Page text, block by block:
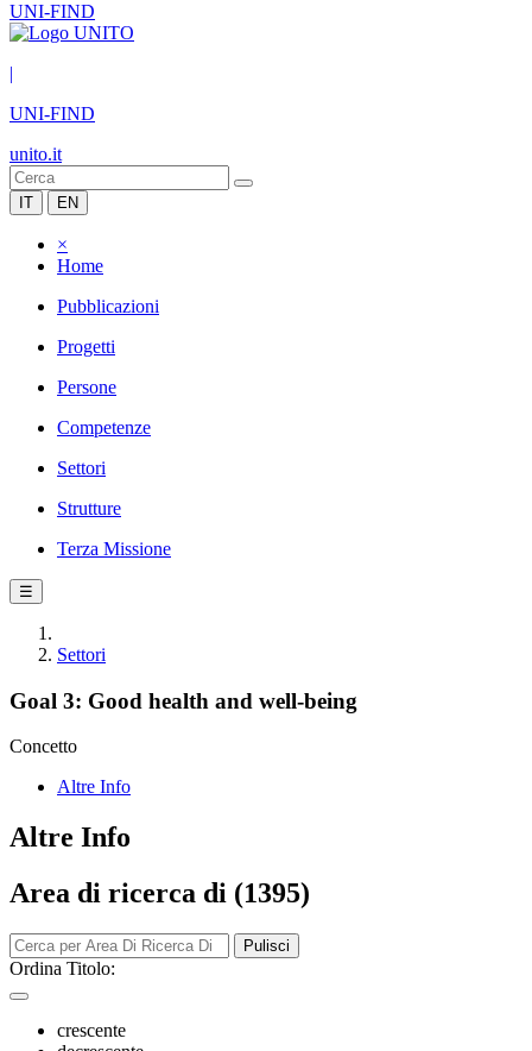
UNI-FIND
|
UNI-FIND
unito.it
IT EN
×
Home
Pubblicazioni
Progetti
Persone
Competenze
Settori
Strutture
Terza Missione
☰
Settori
Goal 3: Good health and well-being
Concetto
Altre Info
Altre Info
Area di ricerca di (1395)
Pulisci
Ordina Titolo:
crescente